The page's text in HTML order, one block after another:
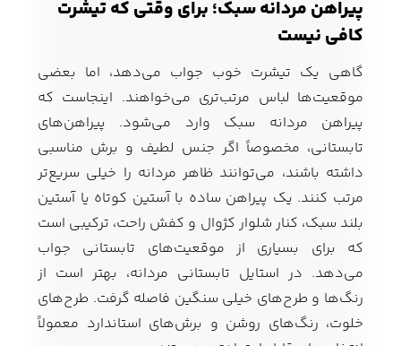
پیراهن مردانه سبک؛ برای وقتی که تیشرت
کافی نیست
گاهی یک تیشرت خوب جواب می‌دهد، اما بعضی
موقعیت‌ها لباس مرتب‌تری می‌خواهند. اینجاست که
پیراهن مردانه سبک وارد می‌شود. پیراهن‌های
تابستانی، مخصوصاً اگر جنس لطیف و برش مناسبی
داشته باشند، می‌توانند ظاهر مردانه را خیلی سریع‌تر
مرتب کنند. یک پیراهن ساده با آستین کوتاه یا آستین
بلند سبک، کنار شلوار کژوال و کفش راحت، ترکیبی است
که برای بسیاری از موقعیت‌های تابستانی جواب
می‌دهد. در استایل تابستانی مردانه، بهتر است از
رنگ‌ها و طرح‌های خیلی سنگین فاصله گرفت. طرح‌های
خلوت، رنگ‌های روشن و برش‌های استاندارد معمولاً